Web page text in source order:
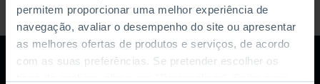
permitem proporcionar uma melhor experiência de
navegação, avaliar o desempenho do site ou apresentar
as melhores ofertas de produtos e serviços, de acordo
com as suas preferências. Se pretender escolher os